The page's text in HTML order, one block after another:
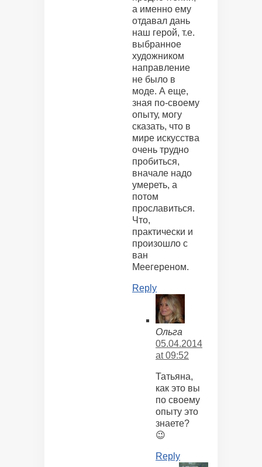
а именно ему
отдавал дань
наш герой, т.е.
выбранное
художником
направление
не было в
моде. А еще,
зная по-своему
опыту, могу
сказать, что в
мире искусства
очень трудно
пробиться,
вначале надо
умереть, а
потом
прославиться.
Что,
практически и
произошло с
ван
Меегереном.
Reply
Ольга
05.04.2014
at 09:52
Татьяна,
как это вы
по своему
опыту это
знаете?
😉
Reply